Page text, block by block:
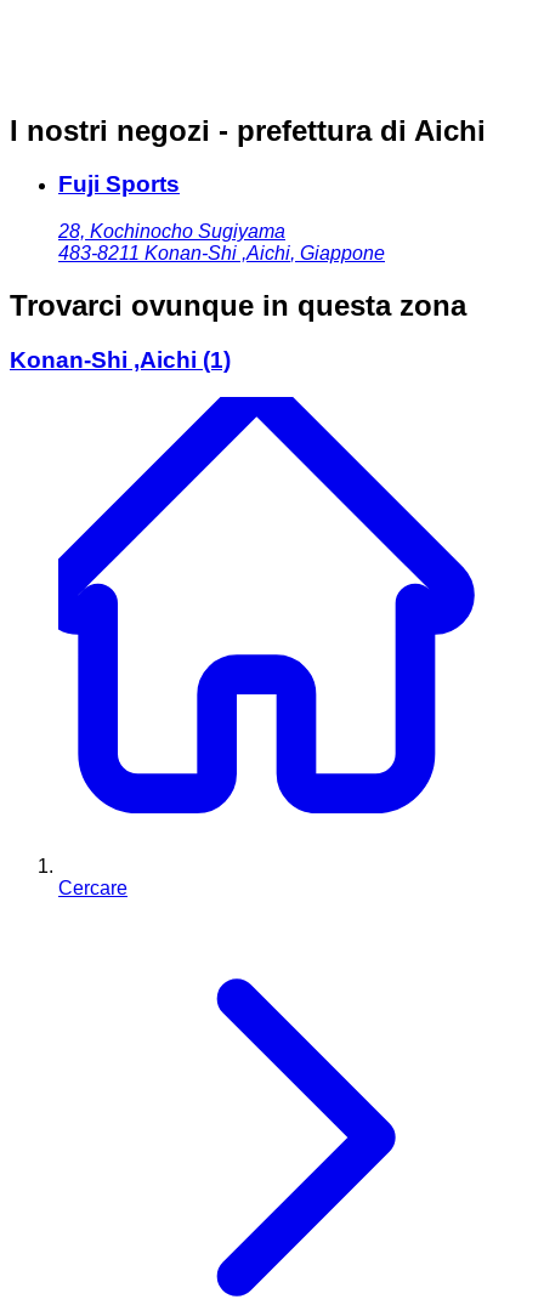
I nostri negozi - prefettura di Aichi
Fuji Sports
28, Kochinocho Sugiyama
483-8211 Konan-Shi ,Aichi, Giappone
Trovarci ovunque in questa zona
Konan-Shi ,Aichi (1)
Cercare